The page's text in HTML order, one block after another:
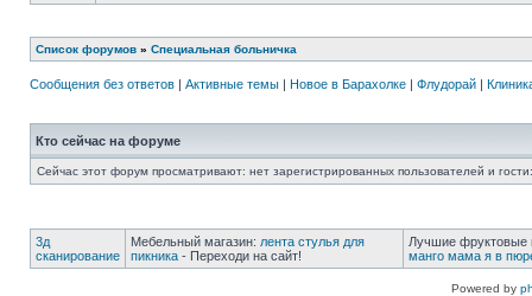
Список форумов » Специальная больничка
Сообщения без ответов | Активные темы | Новое в Барахолке | Флудорай |
Кто сейчас на форуме
Сейчас этот форум просматривают: нет зарегистрированных пользователей и
3д
сканирование
Мебельный магазин: лента стулья для
пикника - Переходи на сайт!
Лучшие
манго мама я в
Powered by